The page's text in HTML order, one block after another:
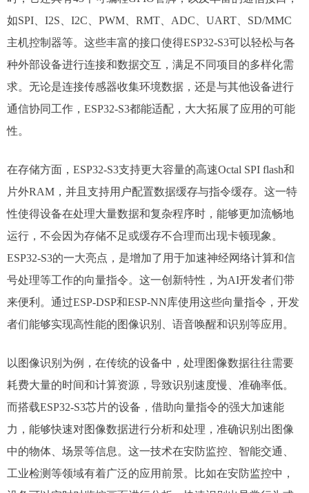
如SPI、I2S、I2C、PWM、RMT、ADC、UART、SD/MMC
主机控制器等。这些丰富的接口使得ESP32-S3可以轻松与各
种外部设备进行连接和数据交互，满足不同项目的多样化需
求。无论是连接传感器收集环境数据，还是与其他设备进行
通信协同工作，ESP32-S3都能适配，大大拓展了应用的可能
性。​
在存储方面，ESP32-S3支持更大容量的高速Octal SPI flash和
片外RAM，并且支持用户配置数据缓存与指令缓存。这一特
性使得设备在处理大量数据和复杂程序时，能够更加流畅地
运行，不会因为存储不足或缓存不合理而出现卡顿现象。​
ESP32-S3的一大亮点，是增加了用于加速神经网络计算和信
号处理等工作的向量指令。这一创新特性，为AI开发者们带
来便利。通过ESP-DSP和ESP-NN库使用这些向量指令，开发
者们能够实现高性能的图像识别、语音唤醒和识别等应用。​
以图像识别为例，在传统的设备中，处理图像数据往往需要
耗费大量的时间和计算资源，导致识别速度慢、准确率低。
而搭载ESP32-S3芯片的设备，借助向量指令的强大加速能
力，能够快速对图像数据进行分析和处理，准确识别出图像
中的物体、场景等信息。这一技术在安防监控、智能交通、
工业检测等领域有着广泛的应用前景。比如在安防监控中，